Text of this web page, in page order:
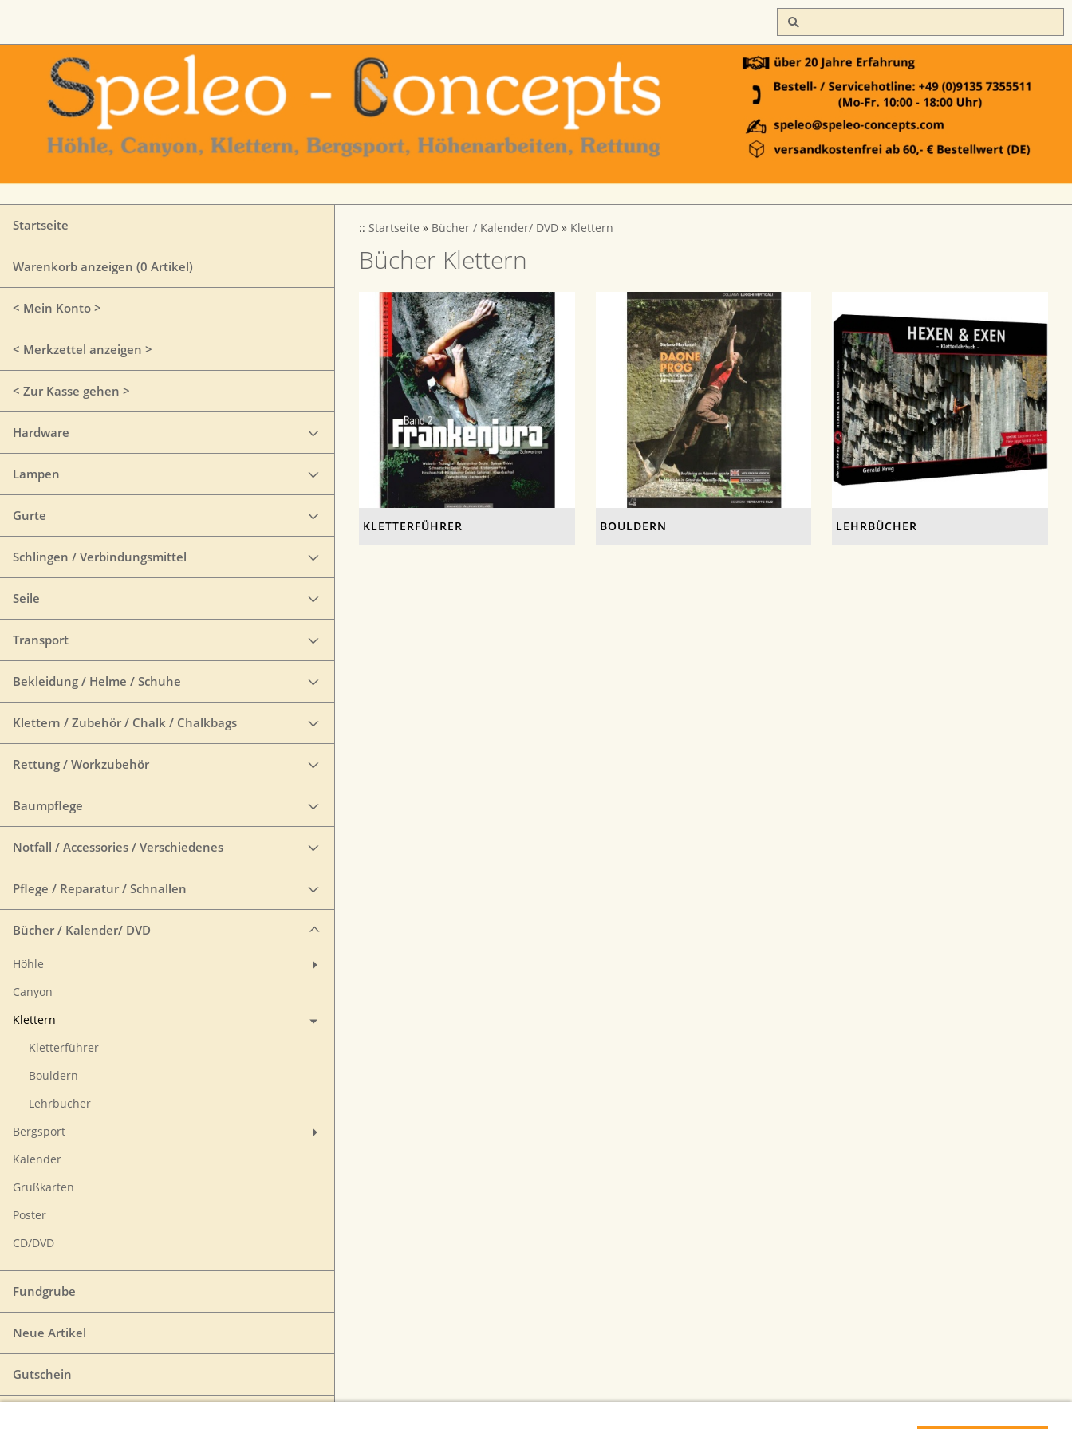
Startseite
Warenkorb anzeigen (0 Artikel)
< Mein Konto >
< Merkzettel anzeigen >
< Zur Kasse gehen >
Hardware
Lampen
Gurte
Schlingen / Verbindungsmittel
Seile
Transport
Bekleidung / Helme / Schuhe
Klettern / Zubehör / Chalk / Chalkbags
Rettung / Workzubehör
Baumpflege
Notfall / Accessories / Verschiedenes
Pflege / Reparatur / Schnallen
Bücher / Kalender/ DVD
Höhle
Canyon
Klettern
Kletterführer
Bouldern
Lehrbücher
Bergsport
Kalender
Grußkarten
Poster
CD/DVD
Fundgrube
Neue Artikel
Gutschein
:: Startseite » Bücher / Kalender/ DVD » Klettern
Bücher Klettern
KLETTERFÜHRER BOULDERN LEHRBÜCHER